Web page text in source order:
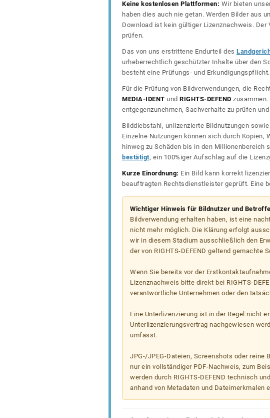
Keine kostenlosen Plattformen: Wir bieten
haben dies auch nie getan. Werden Bilder aus
Download ist kein gültiger Lizenznachweis.
prüfen.
Das von uns erstrittene Endurteil des
urheberrechtlich geschützter Inhalte über den
besteht eine Prüfungs- und Erkundigungspflicht.
Für die Prüfung von Bildverwendungen, die
MEDIA-IDENT und RIGHTS-DEFEND zusammen.
entgegenzunehmen, Sachverhalte zu prüfen
Bilddiebstahl, unlizenzierte Bildnutzungen
Einzelne Nutzungen können sich durch
hinweg zu Schäden bis in den
bestätigt, ein 100%iger Aufschlag auf die
Kurze Einordnung: Ein Bild kann korrekt
beauftragten Rechtsdienstleister geprüft. Eine
Wichtiger Hinweis für Bildnutzer und
Bildverwendung erhalten haben, ist eine
nicht mehr möglich. Die Klärung erfolgt
wir in diesem Stadium ausschließlich den
der von RIGHTS-DEFEND geltend gemachte
Wenn Sie bereits vor der
Lizenznachweis bitte direkt bei RIGHTS-
verantwortliche Unternehmen oder den
Eine Unterlizenzierung ist in der Regel nicht
Unterlizenzierungsvertrag nachgewiesen
umfasst.
JPG-/JPEG-Dateien, Screenshots oder reine
nur ein vollständiger PDF-Nachweis, zum
werden durch RIGHTS-DEFEND technisch
anhand von Metadaten und